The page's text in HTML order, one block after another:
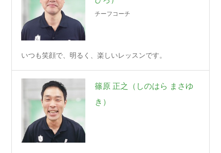
チーフコーチ
いつも笑顔で、明るく、楽しいレッスンです。
篠原 正之（しのはら まさゆ
き）